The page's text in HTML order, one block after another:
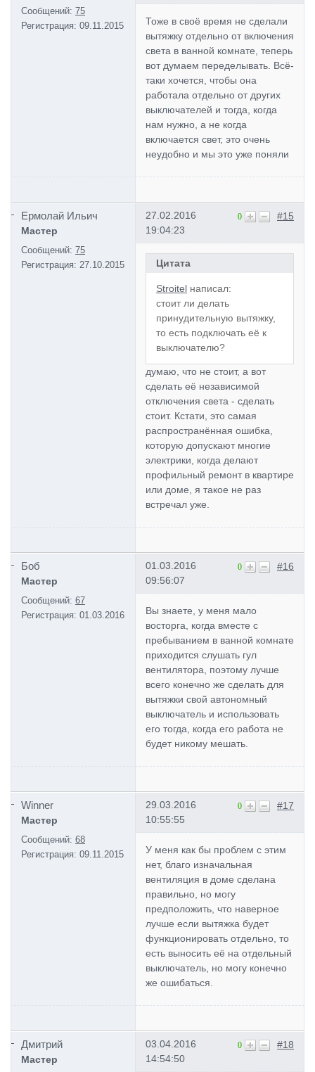
Сообщений: 75
Регистрация: 09.11.2015
Тоже в своё время не сделали
вытяжку отдельно от включения
света в ванной комнате, теперь
вот думаем переделывать. Всё-
таки хочется, чтобы она
работала отдельно от других
выключателей и тогда, когда
нам нужно, а не когда
включается свет, это очень
неудобно и мы это уже поняли
Ермолай Ильич
Мастер
Сообщений: 75
Регистрация: 27.10.2015
#15
0
27.02.2016
19:04:23
Цитата
Stroitel написал:
стоит ли делать
принудительную вытяжку,
то есть подключать её к
выключателю?
думаю, что не стоит, а вот
сделать её независимой
отключения света - сделать
стоит. Кстати, это самая
распространённая ошибка,
которую допускают многие
электрики, когда делают
профильный ремонт в квартире
или доме, я такое не раз
встречал уже.
Боб
Мастер
Сообщений: 67
Регистрация: 01.03.2016
#16
0
01.03.2016
09:56:07
Вы знаете, у меня мало
восторга, когда вместе с
пребыванием в ванной комнате
приходится слушать гул
вентилятора, поэтому лучше
всего конечно же сделать для
вытяжки свой автономный
выключатель и использовать
его тогда, когда его работа не
будет никому мешать.
Winner
Мастер
Сообщений: 68
Регистрация: 09.11.2015
#17
0
29.03.2016
10:55:55
У меня как бы проблем с этим
нет, благо изначальная
вентиляция в доме сделана
правильно, но могу
предположить, что наверное
лучше если вытяжка будет
функционировать отдельно, то
есть выносить её на отдельный
выключатель, но могу конечно
же ошибаться.
Дмитрий
Мастер
#18
0
03.04.2016
14:54:50